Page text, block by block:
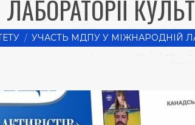
УЧАСТЬ МДПУ У МІЖНАРОДНІЙ